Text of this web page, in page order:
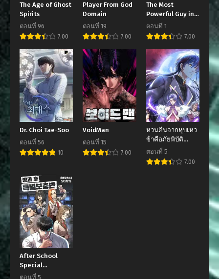
ตอนที่ 1
มิถุนายน 12, 2023
The Age of Ghost
Spirits
ตอนที่ 96
7.00
Player From God
Domain
ตอนที่ 19
7.00
The Most
Powerful Guy in
the City
ตอนที่ 1
7.00
Dr. Choi Tae-Soo
ตอนที่ 56
10
VoidMan
ตอนที่ 15
7.00
หวนคืนจากหุบเหว
ข้าคือภัยพิบัติ
สวรรค์
ตอนที่ 5
7.00
After School
Special
Supplementary
ตอนที่ 5